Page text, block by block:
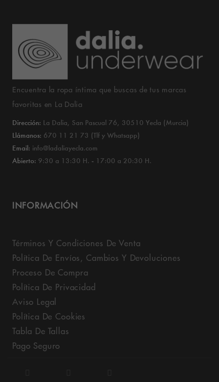
Encuentra la ropa íntima que buscas de tus marcas
favoritas en La Dalia
Dirección: La Dalia, San Pascual 76, 30510 Yecla (Murcia)
Llámanos: 670 11 21 73 (Tlf y Whatsapp)
Email: info@ladaliayecla.com
Abierto: 9:30 a 13:30 H. - 17:00 a 20:30 H.
INFORMACIÓN
Términos Y Condiciones De Venta
Política De Envíos, Cambios Y Devoluciones
Proceso De Compra
Política De Privacidad
Aviso Legal
Política De Cookies
Tabla De Tallas
Pago Seguro